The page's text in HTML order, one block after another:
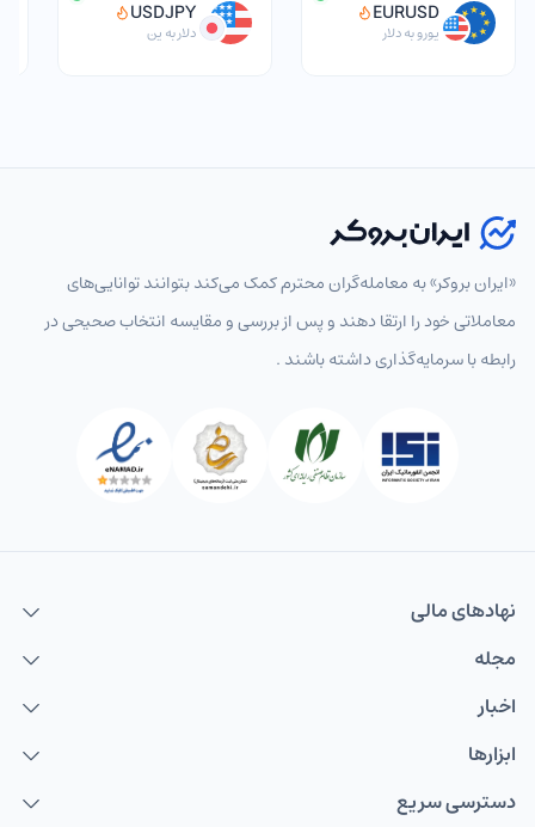
EURUSD
یورو به دلار
USDJPY
دلار به ین
انتخاب نماد
EURUSD یورو به دلار
USDJPY
TMTIRT
«ایران بروکر» به معامله‌گران محترم کمک می‌کند بتوانند توانایی‌های
معاملاتی خود را ارتقا دهند و پس از بررسی و مقایسه انتخاب‌ صحیحی در
رابطه با سرمایه‌گذاری داشته باشند .
نهاد‌های مالی
مجله
اخبار
ابزارها
دسترسی سریع